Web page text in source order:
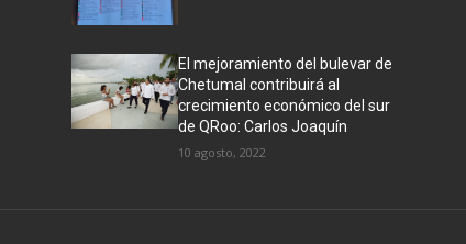
El mejoramiento del bulevar de
Chetumal contribuirá al
crecimiento económico del sur
de QRoo: Carlos Joaquín
10 agosto, 2022